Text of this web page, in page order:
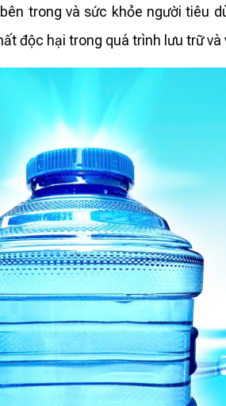
trong và sức khỏe người tiêu
độc hại trong quá trình lưu trữ và